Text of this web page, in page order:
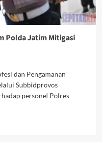
Polda Jatim Mitigasi
dan Pengamanan
Subbidprovos
personel Polres